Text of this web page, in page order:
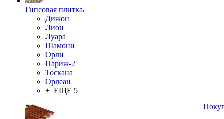
Гипсовая плитка
Дижон
Лион
Луара
Шамони
Орли
Париж-2
Тоскана
Орлеан
+ ЕЩЕ 5